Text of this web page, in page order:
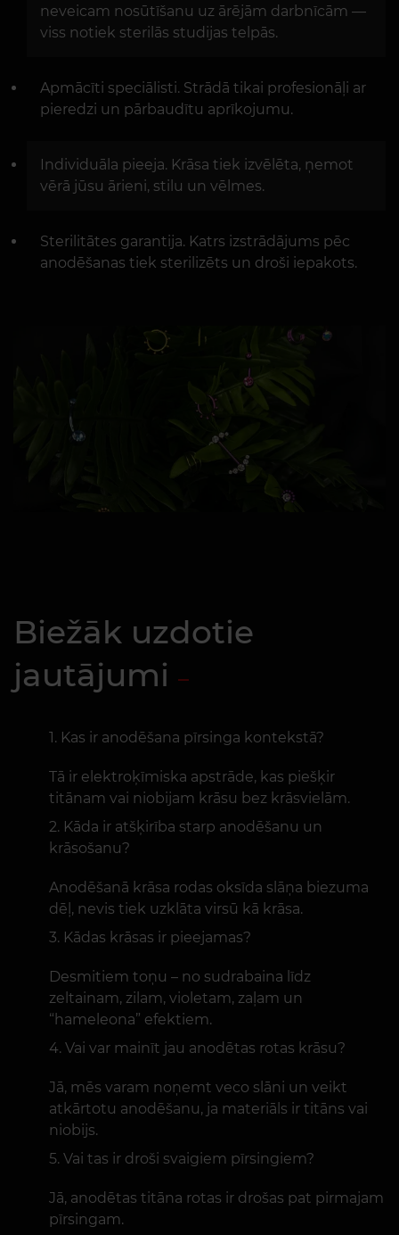
neveicam nosūtīšanu uz ārējām darbnīcām —
viss notiek sterilās studijas telpās.
Apmācīti speciālisti. Strādā tikai profesionāļi ar
pieredzi un pārbaudītu aprīkojumu.
Individuāla pieeja. Krāsa tiek izvēlēta, ņemot
vērā jūsu ārieni, stilu un vēlmes.
Sterilitātes garantija. Katrs izstrādājums pēc
anodēšanas tiek sterilizēts un droši iepakots.
Biežāk uzdotie
jautājumi
Kas ir anodēšana pīrsinga kontekstā?
Tā ir elektroķīmiska apstrāde, kas piešķir
titānam vai niobijam krāsu bez krāsvielām.
Kāda ir atšķirība starp anodēšanu un
krāsošanu?
Anodēšanā krāsa rodas oksīda slāņa biezuma
dēļ, nevis tiek uzklāta virsū kā krāsa.
Kādas krāsas ir pieejamas?
Desmitiem toņu – no sudrabaina līdz
zeltainam, zilam, violetam, zaļam un
“hameleona” efektiem.
Vai var mainīt jau anodētas rotas krāsu?
Jā, mēs varam noņemt veco slāni un veikt
atkārtotu anodēšanu, ja materiāls ir titāns vai
niobijs.
Vai tas ir droši svaigiem pīrsingiem?
Jā, anodētas titāna rotas ir drošas pat pirmajam
pīrsingam.